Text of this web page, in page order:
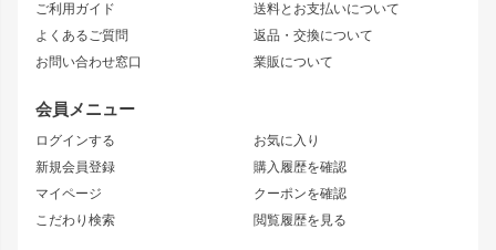
ご利用ガイド
よくあるご質問
お問い合わせ窓口
送料とお支払いについて
返品・交換について
業販について
会員メニュー
ログインする
新規会員登録
マイページ
こだわり検索
お気に入り
購入履歴を確認
クーポンを確認
閲覧履歴を見る
JZX110 MARK II
JZX100 MARK II
JZX90 MARK II
トレノ
マークX
アリスト
ソアラ
アルテッツァ
ニッサン
S15 シルビア
ワンビア
ドリフトライン
風神
雷神
レーシングライン
アタックライン
ストリームライン